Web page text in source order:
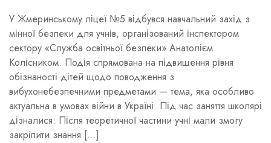
У Жмеринському ліцеї №5 відбувся навчальний захід з
мінної безпеки для учнів, організований інспектором
сектору «Служба освітньої безпеки» Анатолієм
Колісником. Подія спрямована на підвищення рівня
обізнаності дітей щодо поводження з
вибухонебезпечними предметами — тема, яка особливо
актуальна в умовах війни в Україні. Під час заняття школярі
дізналися: Після теоретичної частини учні мали змогу
закріпити знання […]